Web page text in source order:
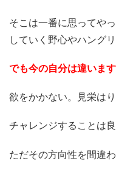
そこは一番に思ってや
していく野心やハング
でも今の自分は違います
欲をかかない。見栄は
チャレンジすることは良
ただその方向性を間違わ